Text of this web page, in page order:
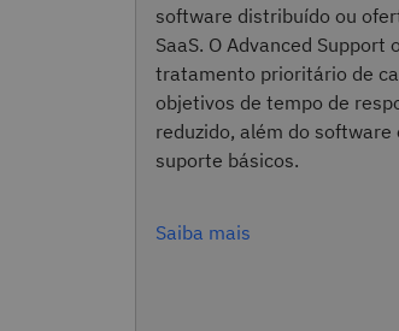
software distribuído ou
SaaS. O Advanced Support
tratamento prioritário de
objetivos de tempo de
reduzido, além do software
suporte básicos.
Saiba mais